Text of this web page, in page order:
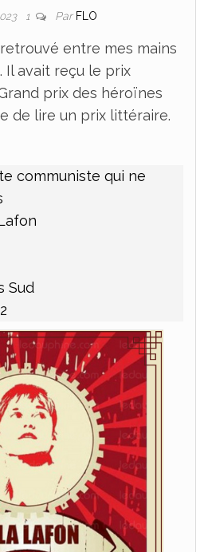
1 Par FLO
entre mes mains
Il avait reçu le prix
prix des héroïnes
de lire un prix littéraire.
communiste qui ne
Sud